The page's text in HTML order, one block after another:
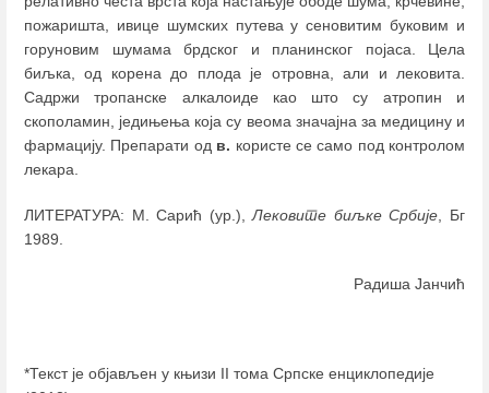
пожаришта, ивице шумских путева у сеновитим буковим и
горуновим шумама брдског и планинског појаса. Цела
биљка, од корена до плода је отровна, али и лековита.
Садржи тропанске алкалоиде као што су атропин и
скополамин, једињења која су веома значајна за медицину и
фармацију. Препарати од в. користе се само под контролом
лекара.
ЛИТЕРАТУРА: М. Сарић (ур.),Лековите биљке Србије , Бг
1989.
Радиша Јанчић
*Текст је објављен у књизи II тома Српске енциклопедије